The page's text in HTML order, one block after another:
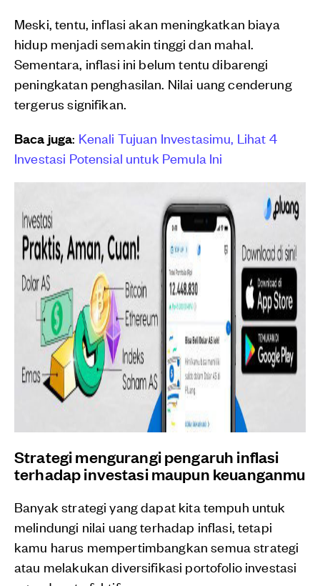
Meski, tentu, inflasi akan meningkatkan biaya
hidup menjadi semakin tinggi dan mahal.
Sementara, inflasi ini belum tentu dibarengi
peningkatan penghasilan. Nilai uang cenderung
tergerus signifikan.
Baca juga: Kenali Tujuan Investasimu, Lihat 4
Investasi Potensial untuk Pemula Ini
Strategi mengurangi pengaruh inflasi
terhadap investasi maupun keuanganmu
Banyak strategi yang dapat kita tempuh untuk
melindungi nilai uang terhadap inflasi, tetapi
kamu harus mempertimbangkan semua strategi
atau melakukan diversifikasi portofolio investasi